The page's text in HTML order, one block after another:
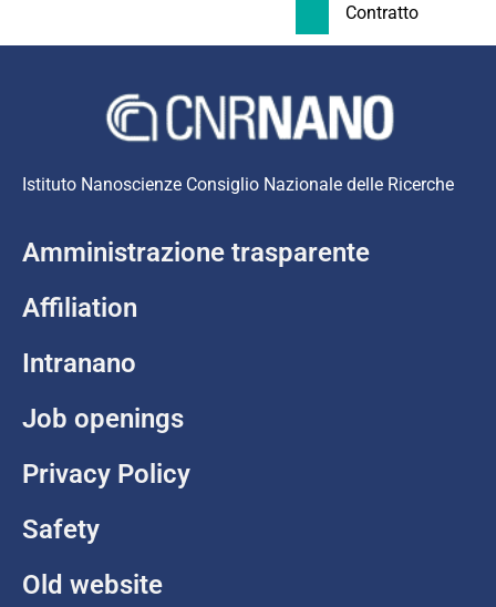
Contratto
Istituto Nanoscienze Consiglio Nazionale delle Ricerche
Amministrazione trasparente
Affiliation
Intranano
Job openings
Privacy Policy
Safety
Old website